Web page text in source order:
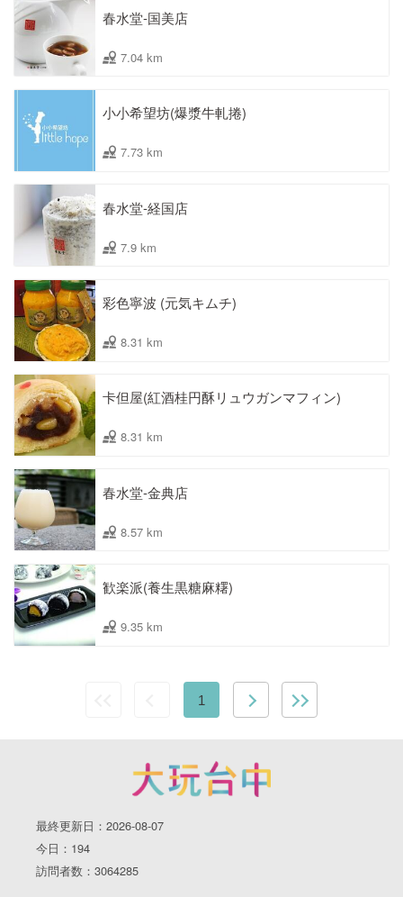
春水堂-国美店
7.04 km
小小希望坊(爆漿牛軋捲)
7.73 km
春水堂-経国店
7.9 km
彩色寧波 (元気キムチ)
8.31 km
卡但屋(紅酒桂円酥リュウガンマフィン)
8.31 km
春水堂-金典店
8.57 km
歓楽派(養生黒糖麻糬)
9.35 km
1
最終更新日：2026-08-07
今日：194
訪問者数：3064285